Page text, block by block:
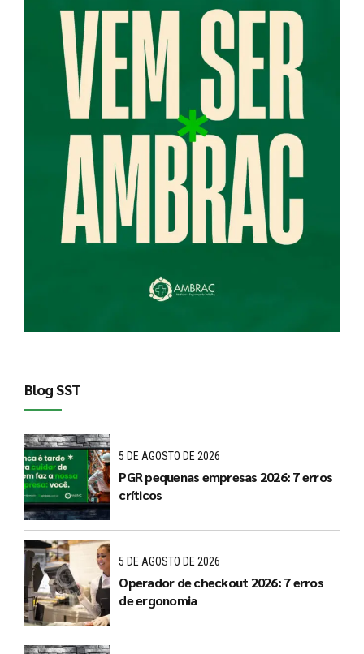
Blog SST
5 DE AGOSTO DE 2026
PGR pequenas empresas 2026: 7 erros
críticos
5 DE AGOSTO DE 2026
Operador de checkout 2026: 7 erros
de ergonomia